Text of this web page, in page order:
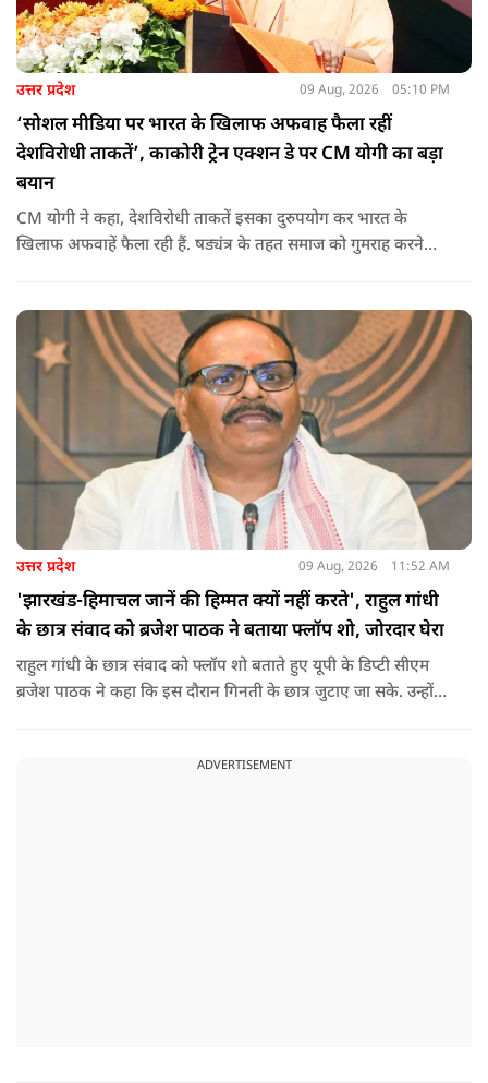
उत्तर प्रदेश 09 Aug, 2026 05:10 PM
‘सोशल मीडिया पर भारत के खिलाफ अफवाह फैला रहीं
देशविरोधी ताकतें’, काकोरी ट्रेन एक्शन डे पर CM योगी का बड़ा
बयान
CM योगी ने कहा, देशविरोधी ताकतें इसका दुरुपयोग कर भारत के
खिलाफ अफवाहें फैला रही हैं. षड्यंत्र के तहत समाज को गुमराह करने
उत्तर प्रदेश 09 Aug, 2026 11:52 AM
'झारखंड-हिमाचल जानें की हिम्मत क्यों नहीं करते', राहुल गांधी
के छात्र संवाद को ब्रजेश पाठक ने बताया फ्लॉप शो, जोरदार घेरा
राहुल गांधी के छात्र संवाद को फ्लॉप शो बताते हुए यूपी के डिप्टी सीएम
ब्रजेश पाठक ने कहा कि इस दौरान गिनती के छात्र जुटाए जा सके. उन्होंने
ADVERTISEMENT